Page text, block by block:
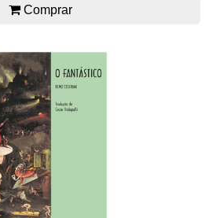
Comprar